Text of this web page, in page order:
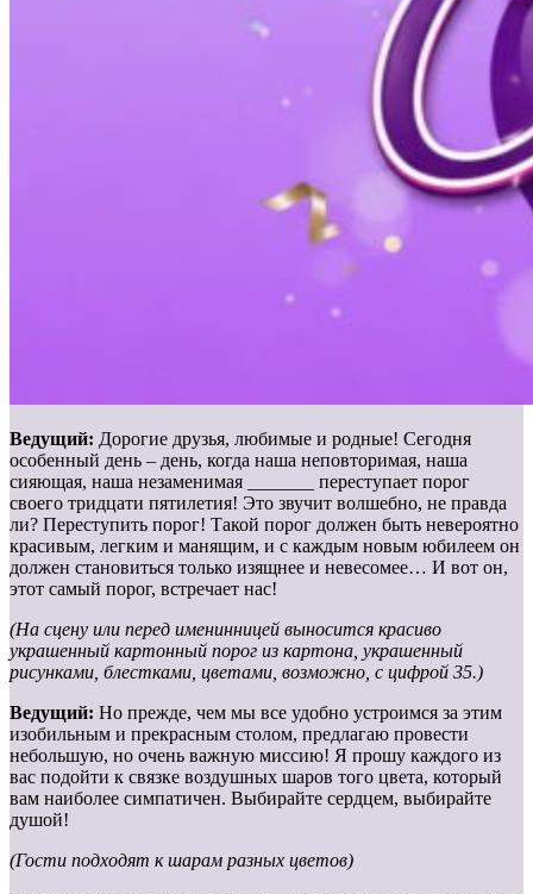
Ведущий: Дорогие друзья, любимые и родные! Сегодня
особенный день – день, когда наша неповторимая, наша
сияющая, наша незаменимая _______ переступает порог
своего тридцати пятилетия! Это звучит волшебно, не правда
ли? Переступить порог! Такой порог должен быть невероятно
красивым, легким и манящим, и с каждым новым юбилеем он
должен становиться только изящнее и невесомее… И вот он,
этот самый порог, встречает нас!
(На сцену или перед именинницей выносится красиво
украшенный картонный порог из картона, украшенный
рисунками, блестками, цветами, возможно, с цифрой 35.)
Ведущий: Но прежде, чем мы все удобно устроимся за этим
изобильным и прекрасным столом, предлагаю провести
небольшую, но очень важную миссию! Я прошу каждого из
вас подойти к связке воздушных шаров того цвета, который
вам наиболее симпатичен. Выбирайте сердцем, выбирайте
душой!
(Гости подходят к шарам разных цветов)